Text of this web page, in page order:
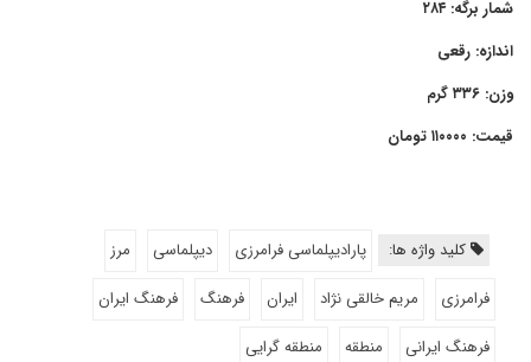
شمار برگه: ۲۸۴
اندازه: رقعی
وزن: ۳۳۶ گرم
قیمت: ۱۱۰۰۰۰ تومان
کلید واژه ها: پارادیپلماسی فرامرزی دیپلماسی
مرز
فرامرزی
مریم خالقی نژاد ایران فرهنگ
فرهنگ ایران
فرهنگ ایرانی
منطقه منطقه گرایی